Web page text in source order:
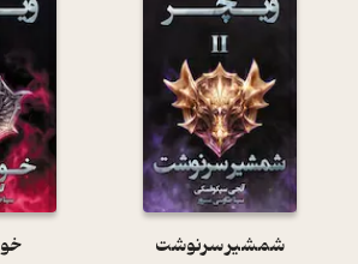
شمشیر سرنوشت